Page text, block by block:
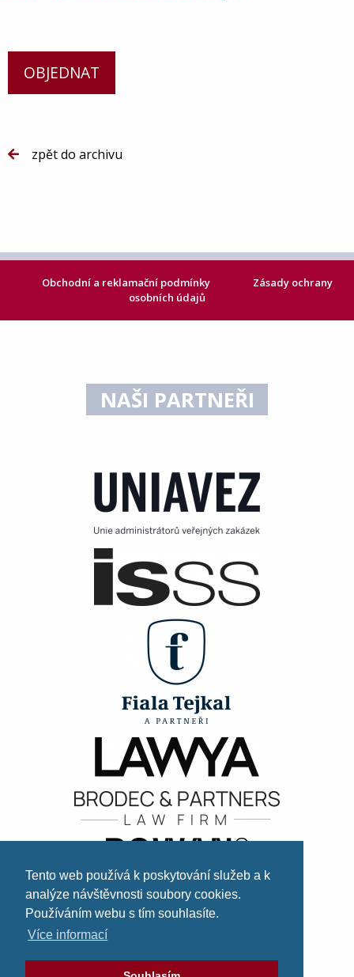
Tento web používá k poskytování služeb a k
analýze návštěvnosti soubory cookies.
Používáním webu s tím souhlasíte.
Více informací
OBJEDNAT
zpět do archivu
Obchodní a reklamační podmínky
Zásady ochrany
osobních údajů
NAŠI PARTNEŘI